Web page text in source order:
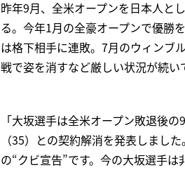
昨年9月、全米オープンを日本人と
る。今年1月の全豪オープンで優勝
は格下相手に連敗。7月のウィンブ
戦で姿を消すなど厳しい状況が続い
「大坂選手は全米オープン敗退後
（35）との契約解消を発表しまし
の“クビ宣告”です。今の大坂選手は